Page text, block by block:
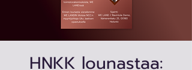
HNKK lounastaa: